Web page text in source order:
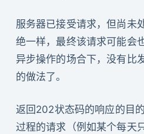
服务器已接受请求，但尚未
绝一样，最终该请求可能会
异步操作的场合下，没有比
的做法了。
返回202状态码的响应的目
过程的请求（例如某个每天